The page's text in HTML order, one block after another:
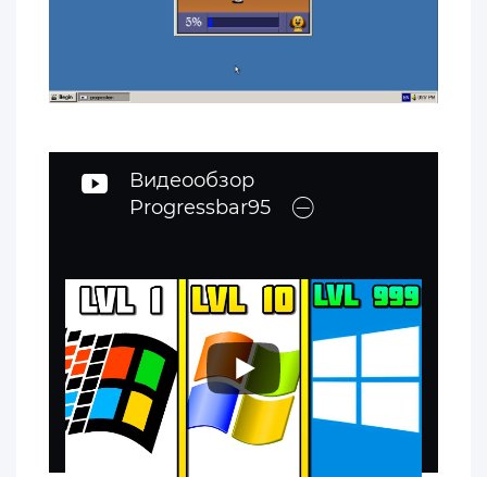
Видеообзор
Progressbar95